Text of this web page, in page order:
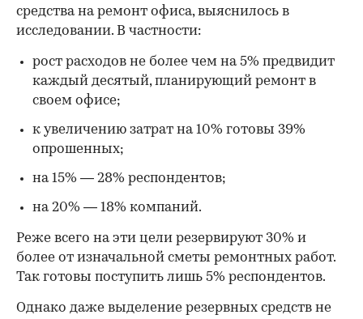
средства на ремонт офиса, выяснилось в
исследовании. В частности:
рост расходов не более чем на 5% предвидит
каждый десятый, планирующий ремонт в
своем офисе;
к увеличению затрат на 10% готовы 39%
опрошенных;
на 15% — 28% респондентов;
на 20% — 18% компаний.
Реже всего на эти цели резервируют 30% и
более от изначальной сметы ремонтных работ.
Так готовы поступить лишь 5% респондентов.
Однако даже выделение резервных средств не